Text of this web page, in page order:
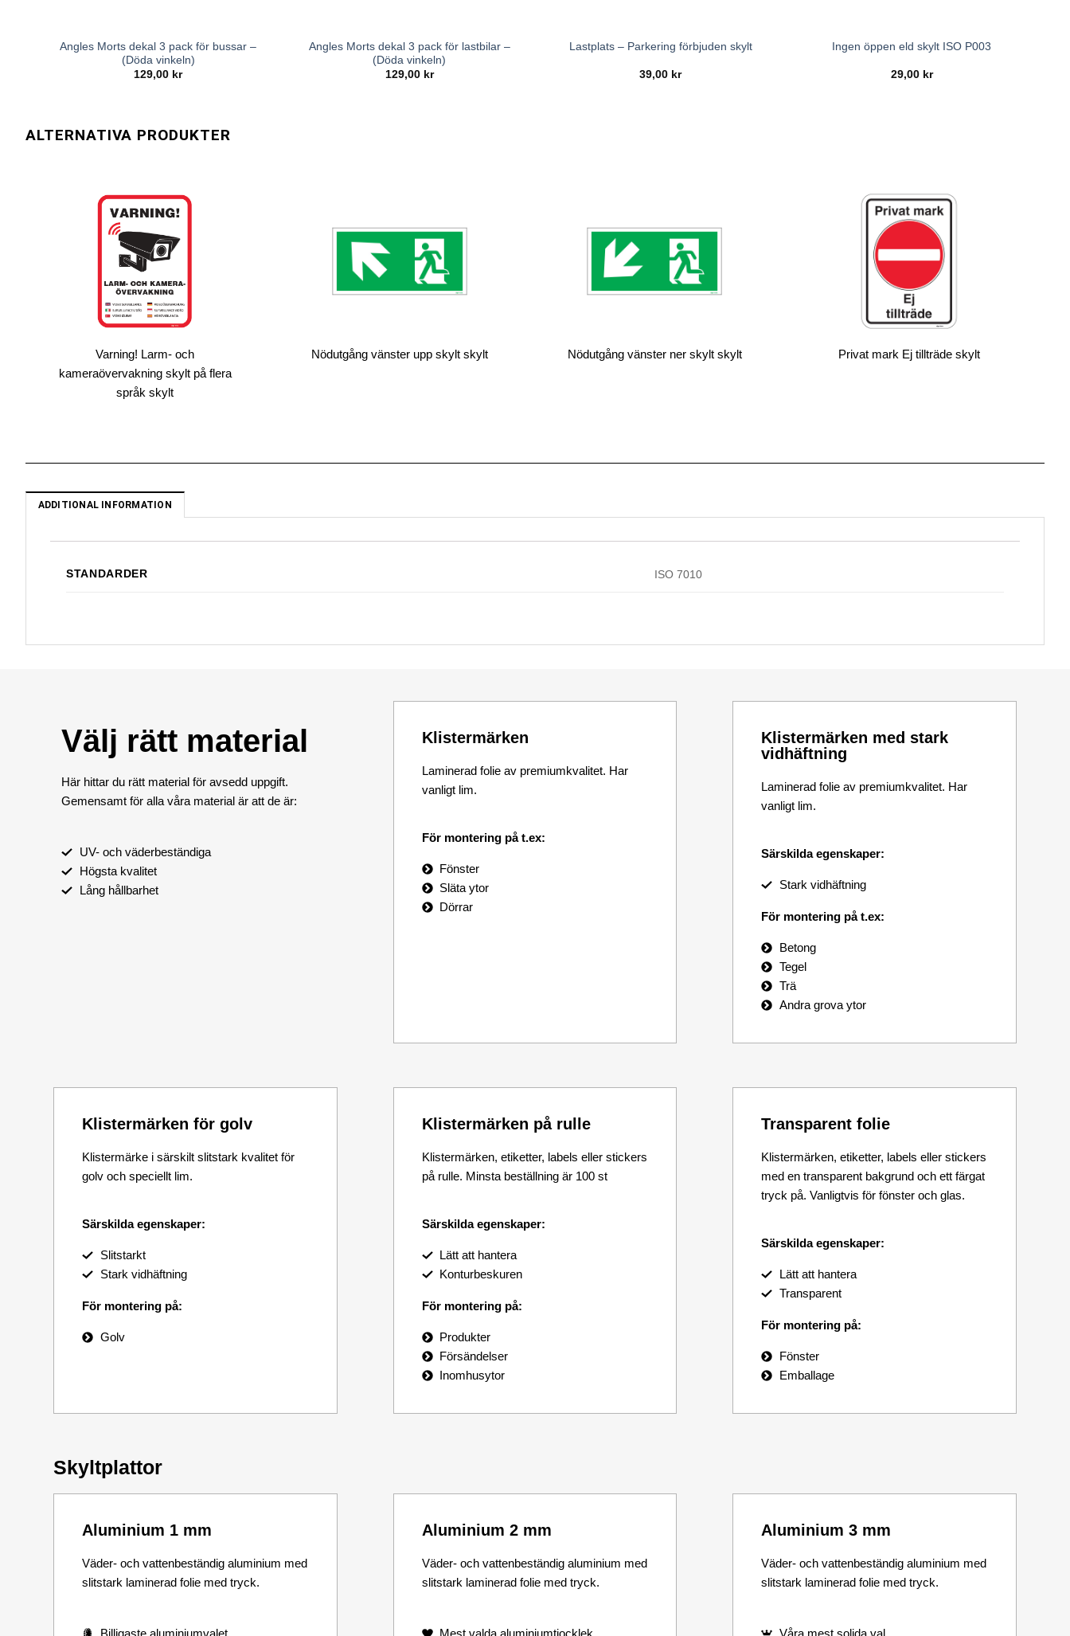
Angles Morts dekal 3 pack för bussar –
(Döda vinkeln)
129,00 kr
Angles Morts dekal 3 pack för lastbilar –
(Döda vinkeln)
129,00 kr
Lastplats – Parkering förbjuden skylt
39,00 kr
Ingen öppen eld skylt ISO P003
29,00 kr
Varning! Larm- och
kameraövervakning skylt på flera
språk skylt
Nödutgång vänster upp skylt skylt Nödutgång vänster ner skylt skylt Privat mark Ej tillträde skylt
ADDITIONAL INFORMATION
STANDARDER ISO 7010
Välj rätt material
Här hittar du rätt material för avsedd uppgift.
Gemensamt för alla våra material är att de är:
UV- och väderbeständiga
Högsta kvalitet
Lång hållbarhet
Klistermärken
Laminerad folie av premiumkvalitet. Har
vanligt lim.
För montering på t.ex:
Fönster
Släta ytor
Dörrar
Klistermärken med stark
vidhäftning
Laminerad folie av premiumkvalitet. Har
vanligt lim.
Särskilda egenskaper:
Stark vidhäftning
För montering på t.ex:
Betong
Tegel
Trä
Andra grova ytor
Klistermärken för golv
Klistermärke i särskilt slitstark kvalitet för
golv och speciellt lim.
Särskilda egenskaper:
Slitstarkt
Stark vidhäftning
För montering på:
Golv
Klistermärken på rulle
Klistermärken, etiketter, labels eller stickers
på rulle. Minsta beställning är 100 st
Särskilda egenskaper:
Lätt att hantera
Konturbeskuren
För montering på:
Produkter
Försändelser
Inomhusytor
Transparent folie
Klistermärken, etiketter, labels eller stickers
med en transparent bakgrund och ett färgat
tryck på. Vanligtvis för fönster och glas.
Särskilda egenskaper:
Lätt att hantera
Transparent
För montering på:
Fönster
Emballage
Skyltplattor
Aluminium 1 mm
Väder- och vattenbeständig aluminium med
slitstark laminerad folie med tryck.
Billigaste aluminiumvalet
Aluminium 2 mm
Väder- och vattenbeständig aluminium med
slitstark laminerad folie med tryck.
Mest valda aluminiumtjocklek
Aluminium 3 mm
Väder- och vattenbeständig aluminium med
slitstark laminerad folie med tryck.
Våra mest solida val